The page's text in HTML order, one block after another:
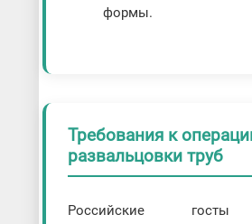
формы.
Требования к
развальцовки труб
Российские госты